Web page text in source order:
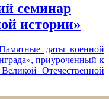
семинар
истории»
даты военной
приуроченный к
Отечественной